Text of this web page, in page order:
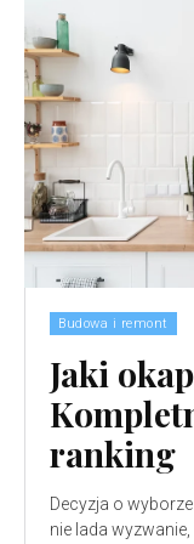
Budowa i remont
Jaki
ranking
Decyzja o
nie lada